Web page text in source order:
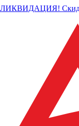
ЛИКВИДАЦИЯ!